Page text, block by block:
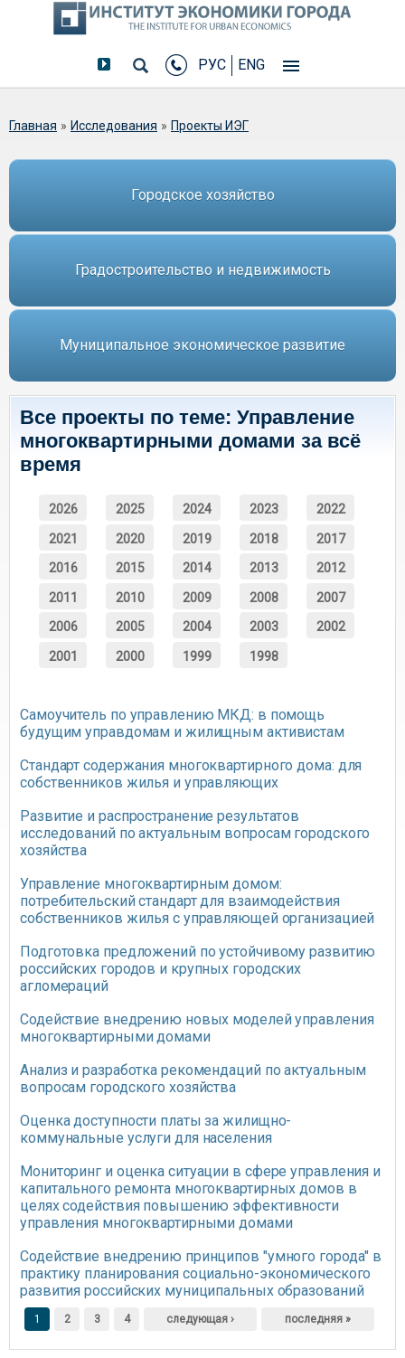
РУС ENG
Вы здесь
Главная » Исследования » Проекты ИЭГ
Городское хозяйство
Градостроительство и недвижимость
Муниципальное экономическое развитие
Все проекты по теме: Управление
многоквартирными домами за всё
время
2026 2025 2024 2023 2022
2021 2020 2019 2018 2017
2016 2015 2014 2013 2012
2011 2010 2009 2008 2007
2006 2005 2004 2003 2002
2001 2000 1999 1998
Самоучитель по управлению МКД: в помощь
будущим управдомам и жилищным активистам
Стандарт содержания многоквартирного дома: для
собственников жилья и управляющих
Развитие и распространение результатов
исследований по актуальным вопросам городского
хозяйства
Управление многоквартирным домом:
потребительский стандарт для взаимодействия
собственников жилья с управляющей организацией
Подготовка предложений по устойчивому развитию
российских городов и крупных городских
агломераций
Содействие внедрению новых моделей управления
многоквартирными домами
Анализ и разработка рекомендаций по актуальным
вопросам городского хозяйства
Оценка доступности платы за жилищно-
коммунальные услуги для населения
Мониторинг и оценка ситуации в сфере управления и
капитального ремонта многоквартирных домов в
целях содействия повышению эффективности
управления многоквартирными домами
Содействие внедрению принципов "умного города" в
практику планирования социально-экономического
развития российских муниципальных образований
Страницы
1 2 3 4 следующая › последняя »